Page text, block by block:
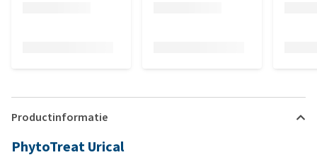
Productinformatie
PhytoTreat Urical